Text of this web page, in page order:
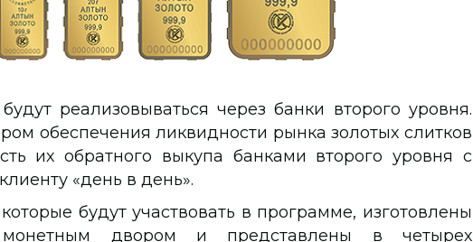
реализовываться через банки второго уровня.
обеспечения ликвидности рынка золотых слитков
их обратного выкупа банками второго уровня с
«день в день».
будут участвовать в программе, изготовлены
монетным двором и представлены в четырех